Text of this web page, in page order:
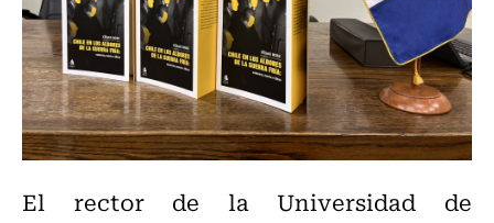
El rector de la Universidad de